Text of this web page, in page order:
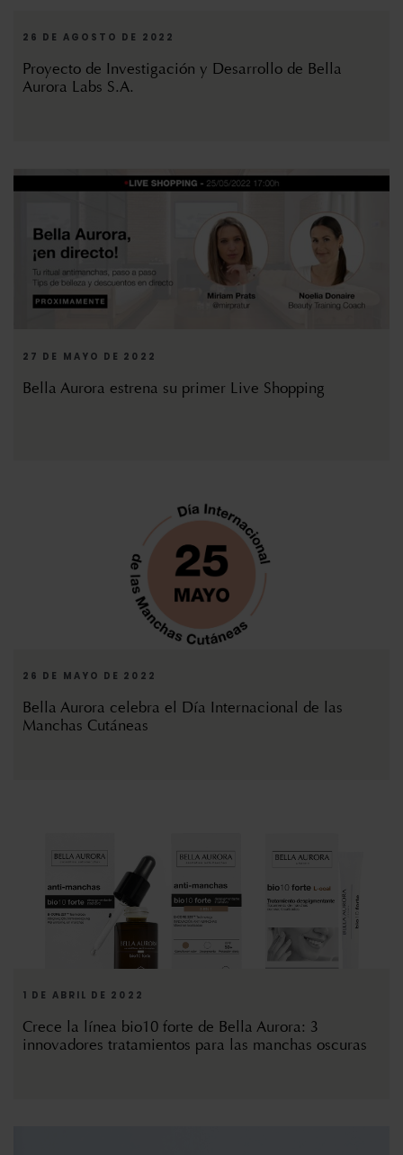
26 DE AGOSTO DE 2022
Proyecto de Investigación y Desarrollo de Bella
Aurora Labs S.A.
27 DE MAYO DE 2022
Bella Aurora estrena su primer Live Shopping
26 DE MAYO DE 2022
Bella Aurora celebra el Día Internacional de las
Manchas Cutáneas
1 DE ABRIL DE 2022
Crece la línea bio10 forte de Bella Aurora: 3
innovadores tratamientos para las manchas oscuras